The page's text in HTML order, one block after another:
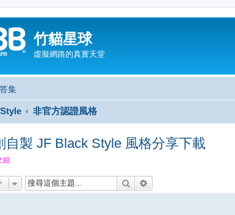
竹貓星球
虛擬網路的真實天堂
集
Style 非官方認證風格
自製 JF Black Style 風格分享下載
組
搜尋